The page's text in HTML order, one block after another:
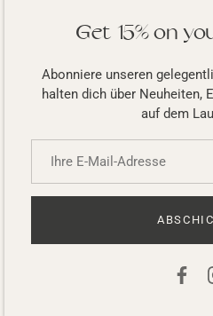
Get 15% on
Abonniere unseren
halten dich über Neuheiten,
auf dem
AGB Datenschutz Impressum